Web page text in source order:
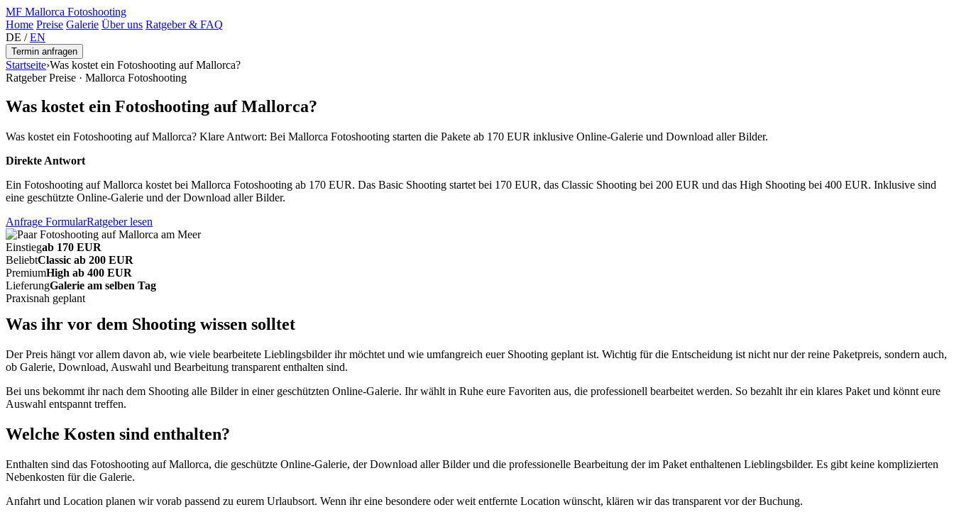
MF Mallorca Fotoshooting
Home Preise Galerie Über uns Ratgeber & FAQ
DE / EN
Termin anfragen
Startseite›Was kostet ein Fotoshooting auf Mallorca?
Ratgeber Preise · Mallorca Fotoshooting
Was kostet ein Fotoshooting auf Mallorca?
Was kostet ein Fotoshooting auf Mallorca? Klare Antwort: Bei Mallorca Fotoshooting starten die Pakete ab 170 EUR inklusive Online-Galerie und Download aller Bilder.
Direkte Antwort
Ein Fotoshooting auf Mallorca kostet bei Mallorca Fotoshooting ab 170 EUR. Das Basic Shooting startet bei 170 EUR, das Classic Shooting bei 200 EUR und das High Shooting bei 400 EUR. Inklusive sind
eine geschützte Online-Galerie und der Download aller Bilder.
Anfrage FormularRatgeber lesen
Einstiegab 170 EUR
BeliebtClassic ab 200 EUR
PremiumHigh ab 400 EUR
LieferungGalerie am selben Tag
Praxisnah geplant
Was ihr vor dem Shooting wissen solltet
Der Preis hängt vor allem davon ab, wie viele bearbeitete Lieblingsbilder ihr möchtet und wie umfangreich euer Shooting geplant ist. Wichtig für die Entscheidung ist nicht nur der reine Paketpreis, sondern auch,
ob Galerie, Download, Auswahl und Bearbeitung transparent enthalten sind.
Bei uns bekommt ihr nach dem Shooting alle Bilder in einer geschützten Online-Galerie. Ihr wählt in Ruhe eure Favoriten aus, die professionell bearbeitet werden. So bezahlt ihr ein klares Paket und könnt eure
Auswahl entspannt treffen.
Welche Kosten sind enthalten?
Enthalten sind das Fotoshooting auf Mallorca, die geschützte Online-Galerie, der Download aller Bilder und die professionelle Bearbeitung der im Paket enthaltenen Lieblingsbilder. Es gibt keine komplizierten
Nebenkosten für die Galerie.
Anfahrt und Location planen wir vorab passend zu eurem Urlaubsort. Wenn ihr eine besondere oder weit entfernte Location wünscht, klären wir das transparent vor der Buchung.